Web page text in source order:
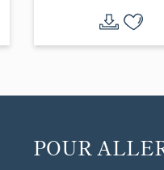
POUR